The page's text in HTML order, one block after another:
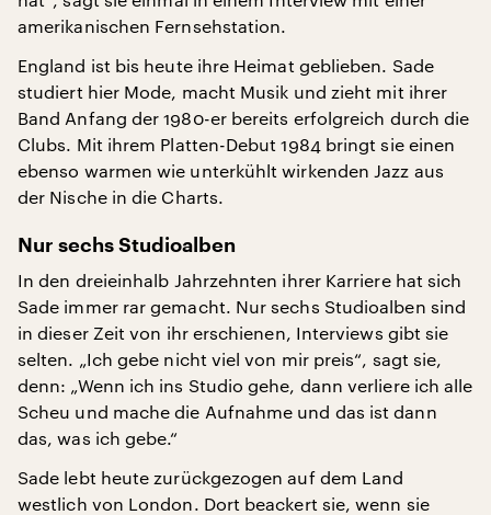
amerikanischen Fernsehstation.
England ist bis heute ihre Heimat geblieben. Sade
studiert hier Mode, macht Musik und zieht mit ihrer
Band Anfang der 1980-er bereits erfolgreich durch die
Clubs. Mit ihrem Platten-Debut 1984 bringt sie einen
ebenso warmen wie unterkühlt wirkenden Jazz aus
der Nische in die Charts.
Nur sechs Studioalben
In den dreieinhalb Jahrzehnten ihrer Karriere hat sich
Sade immer rar gemacht. Nur sechs Studioalben sind
in dieser Zeit von ihr erschienen, Interviews gibt sie
selten. „Ich gebe nicht viel von mir preis“, sagt sie,
denn: „Wenn ich ins Studio gehe, dann verliere ich alle
Scheu und mache die Aufnahme und das ist dann
das, was ich gebe.“
Sade lebt heute zurückgezogen auf dem Land
westlich von London. Dort beackert sie, wenn sie